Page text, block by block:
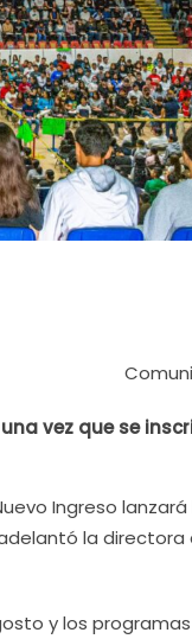
vez que se
Ingreso lanzará
la
y los